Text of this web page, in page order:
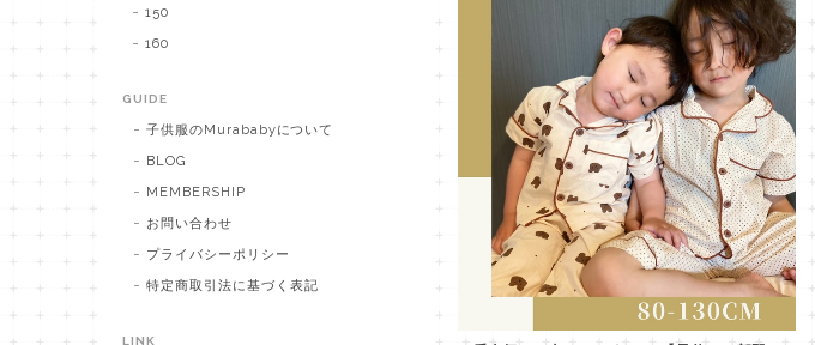
150
160
GUIDE
子供服のMurababyについて
BLOG
MEMBERSHIP
お問い合わせ
プライバシーポリシー
特定商取引法に基づく表記
LINK